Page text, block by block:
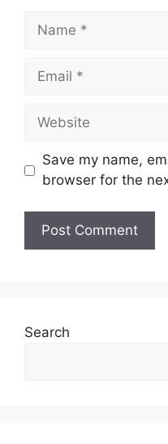
Name
Email
Website
Save my name,
browser for the
Search